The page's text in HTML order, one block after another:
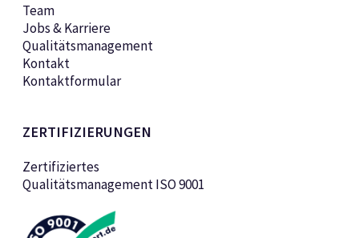
Team
Jobs & Karriere
Qualitätsmanagement
Kontakt
Kontaktformular
ZERTIFIZIERUNGEN
Zertifiziertes
Qualitätsmanagement ISO 9001